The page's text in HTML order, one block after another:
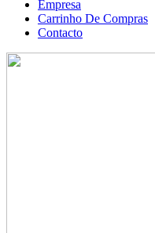
Empresa
Carrinho De Compras
Contacto